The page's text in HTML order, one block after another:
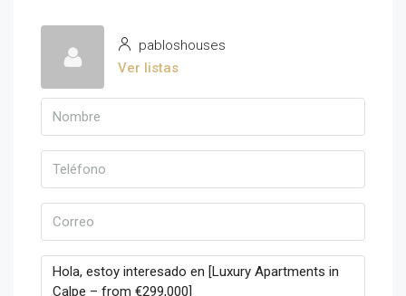
pabloshouses
Ver listas